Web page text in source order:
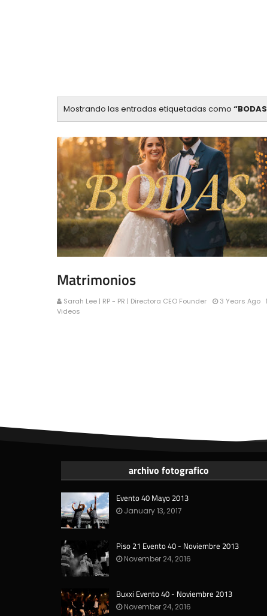
Mostrando las entradas etiquetadas como BODAS
Matrimonios
Sarah Lee | RP - PR | Directora CEO Founder
3 Years Ago
Videos
archivo fotografico
Evento 40 Mayo 2013
January 13, 2017
Piso 21 Evento 40 - Noviembre 2013
November 24, 2016
Buxxi Evento 40 - Noviembre 2013
November 24, 2016